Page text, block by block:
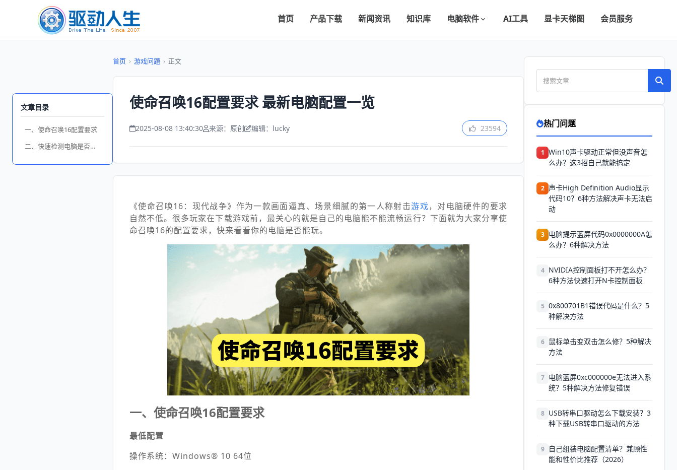
首页 产品下载 新闻资讯 知识库 电脑软件 AI工具 显卡天梯图 会员服务
文章目录
一、使命召唤16配置要求
二、快速检测电脑是否达标
首页 › 游戏问题 › 正文
使命召唤16配置要求 最新电脑配置一览
2025-08-08 13:40:30 来源：原创 编辑：lucky 23594
《使命召唤16：现代战争》作为一款画面逼真、场景细腻的第一人称射击游戏，对电脑硬件的要求
自然不低。很多玩家在下载游戏前，最关心的就是自己的电脑能不能流畅运行？下面就为大家分享使
命召唤16的配置要求，快来看看你的电脑是否能玩。
一、使命召唤16配置要求
最低配置
操作系统：Windows® 10 64位
热门问题
1 Win10声卡驱动正常但没声音怎
么办？这3招自己就能搞定
2 声卡High Definition Audio显示
代码10？6种方法解决声卡无法启
动
3 电脑提示蓝屏代码0x0000000A怎
么办？6种解决方法
4 NVIDIA控制面板打不开怎么办？
6种方法快速打开N卡控制面板
5 0x800701B1错误代码是什么？5
种解决方法
6
鼠标单击变双击怎么修？5种解决
方法
7 电脑蓝屏0xc000000e无法进入系
统？5种解决方法修复错误
8 USB转串口驱动怎么下载安装？3
种下载USB转串口驱动的方法
9
自己组装电脑配置清单？兼顾性
能和性价比推荐（2026）